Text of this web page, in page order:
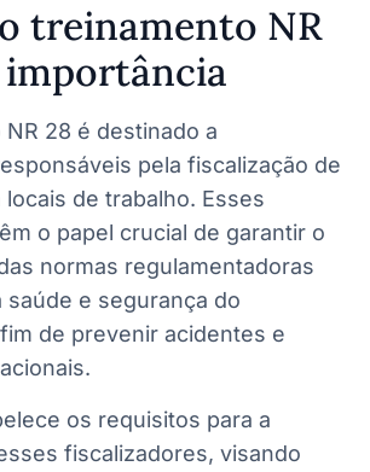
treinamento NR
importância
28 é destinado a
pela fiscalização de
de trabalho. Esses
o papel crucial de garantir o
normas regulamentadoras
saúde e segurança do
de prevenir acidentes e
os requisitos para a
fiscalizadores, visando